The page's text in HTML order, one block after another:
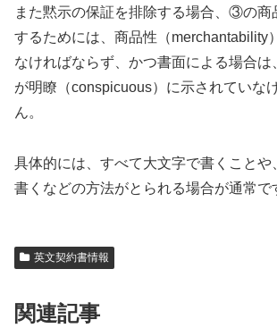
また黙示の保証を排除する場合、③の商
するためには、商品性（merchantability
なければならず、かつ書面による場合は
が明瞭（conspicuous）に示されていな
ん。
具体的には、すべて大文字で書くことや
書くなどの方法がとられる場合が通常で
英文契約書情報
関連記事